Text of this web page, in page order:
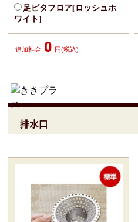
足ピタフロア[ロッシュホ
ワイト]
追加料金 0 円(税込)
排水口